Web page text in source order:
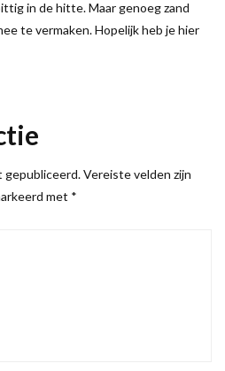
in de hitte. Maar genoeg zand
te vermaken. Hopelijk heb je hier
gepubliceerd. Vereiste velden zijn
met *